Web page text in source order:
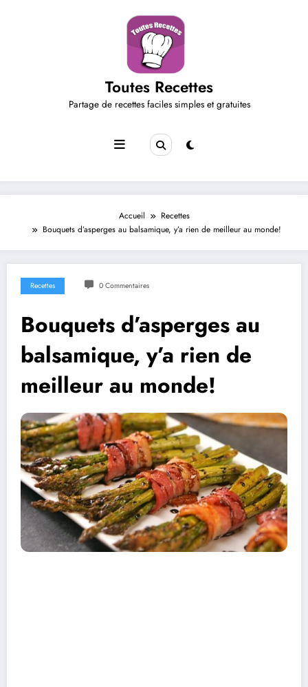
Toutes Recettes
Partage de recettes faciles simples et gratuites
Accueil
Recettes
Bouquets d’asperges au balsamique, y’a rien de meilleur au monde!
Recettes 0 Commentaires
Bouquets d’asperges au
balsamique, y’a rien de
meilleur au monde!